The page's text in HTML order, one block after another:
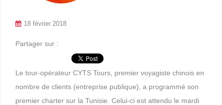
18 février 2018
Partager sur :
Le tour-opérateur CYTS Tours, premier voyagiste chinois en
nombre de clients (entreprise publique), a programmé son
premier charter sur la Tunisie. Celui-ci est attendu le mardi